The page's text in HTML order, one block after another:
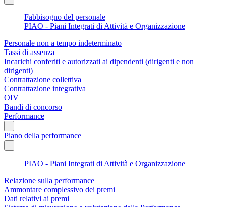
Fabbisogno del personale
PIAO - Piani Integrati di Attività e Organizzazione
Personale non a tempo indeterminato
Tassi di assenza
Incarichi conferiti e autorizzati ai dipendenti (dirigenti e non
dirigenti)
Contrattazione collettiva
Contrattazione integrativa
OIV
Bandi di concorso
Performance
Piano della performance
PIAO - Piani Integrati di Attività e Organizzazione
Relazione sulla performance
Ammontare complessivo dei premi
Dati relativi ai premi